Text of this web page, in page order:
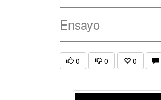
Ensayo
0 0 0